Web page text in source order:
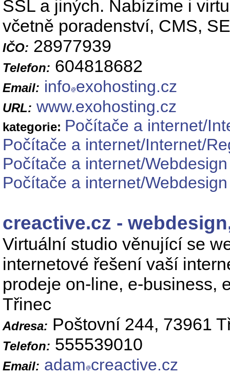
SSL a jiných. Nabízíme i
včetně poradenství, CMS,
IČO: 28977939
Telefon: 604818682
Email: info exohosting.cz
URL: www.exohosting.cz
kategorie: Počítače a internet/
Počítače a internet/Internet/
Počítače a internet/
Počítače a internet/
creactive.cz -
Virtuální studio věnující se
internetové řešení vaší
prodeje on-line, e-business,
Třinec
Adresa: Poštovní 244, 73961
Telefon: 555539010
Email: adam creactive.cz